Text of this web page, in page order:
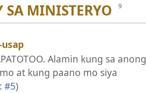
MINISTERYO
Alamin kung sa anong
at kung paano mo siya
#5)